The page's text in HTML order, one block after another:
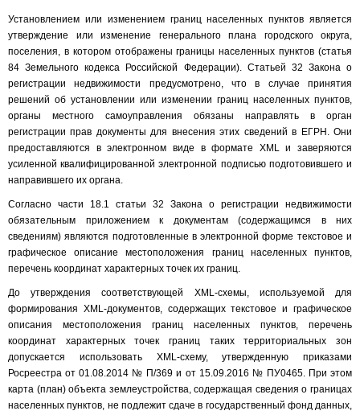
Установлением или изменением границ населенных пунктов является
утверждение или изменение генерального плана городского округа,
поселения, в котором отображены границы населенных пунктов (статья
84 Земельного кодекса Российской Федерации). Статьей 32 Закона о
регистрации недвижимости предусмотрено, что в случае принятия
решений об установлении или изменении границ населенных пунктов,
органы местного самоуправления обязаны направлять в орган
регистрации прав документы для внесения этих сведений в ЕГРН. Они
предоставляются в электронном виде в формате XML и заверяются
усиленной квалифицированной электронной подписью подготовившего и
направившего их органа.
Согласно части 18.1 статьи 32 Закона о регистрации недвижимости
обязательным приложением к документам (содержащимся в них
сведениям) являются подготовленные в электронной форме текстовое и
графическое описание местоположения границ населенных пунктов,
перечень координат характерных точек их границ.
До утверждения соответствующей XML-схемы, используемой для
формирования XML-документов, содержащих текстовое и графическое
описания местоположения границ населенных пунктов, перечень
координат характерных точек границ таких территориальных зон
допускается использовать XML-схему, утвержденную приказами
Росреестра от 01.08.2014 № П/369 и от 15.09.2016 № ПУ0465. При этом
карта (план) объекта землеустройства, содержащая сведения о границах
населенных пунктов, не подлежит сдаче в государственный фонд данных,